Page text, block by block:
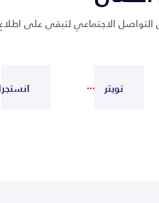
التواصل الاجتماعي لتبقى على
تويتر